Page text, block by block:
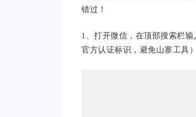
错过！
1、打开微信，在顶部搜索栏
官方认证标识，避免山寨工具）